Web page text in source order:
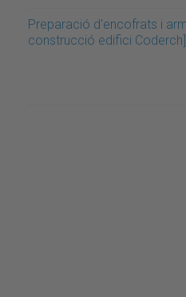
Preparació d'encofrats i
construcció edifici Coderch]